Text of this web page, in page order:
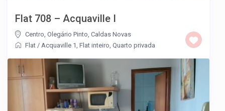
Flat 708 – Acquaville I
Centro ,Olegário Pinto ,Caldas Novas
Flat / Acquaville 1 ,Flat inteiro ,Quarto privada